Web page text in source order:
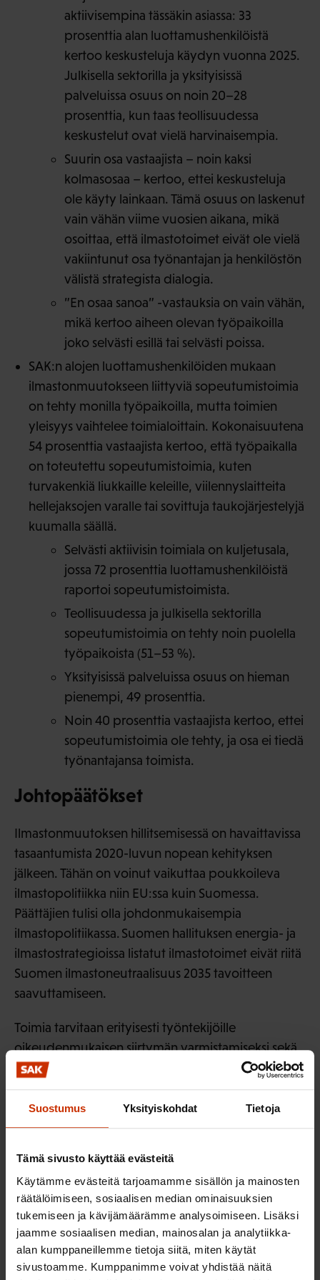
Suostumus Yksityiskohdat Tietoja
Tämä sivusto käyttää evästeitä
Käytämme evästeitä tarjoamamme sisällön ja mainosten
räätälöimiseen, sosiaalisen median ominaisuuksien
tukemiseen ja kävijämäärämme analysoimiseen. Lisäksi
jaamme sosiaalisen median, mainosalan ja analytiikka-
alan kumppaneillemme tietoja siitä, miten käytät
sivustoamme. Kumppanimme voivat yhdistää näitä
aktiivisempina tässäkin asiassa: 33
prosenttia alan luottamushenkilöistä
kertoo keskusteluja käydyn vuonna 2025.
Julkisella sektorilla ja yksityisissä
palveluissa osuus on noin 20–28
prosenttia, kun taas teollisuudessa
keskustelut ovat vielä harvinaisempia.
Suurin osa vastaajista – noin kaksi
kolmasosaa – kertoo, ettei keskusteluja
ole käyty lainkaan. Tämä osuus on laskenut
vain vähän viime vuosien aikana, mikä
osoittaa, että ilmastotoimet eivät ole vielä
vakiintunut osa työnantajan ja henkilöstön
välistä strategista dialogia.
”En osaa sanoa” -vastauksia on vain vähän,
mikä kertoo aiheen olevan työpaikoilla
joko selvästi esillä tai selvästi poissa.
SAK:n alojen luottamushenkilöiden mukaan
ilmastonmuutokseen liittyviä sopeutumistoimia
on tehty monilla työpaikoilla, mutta toimien
yleisyys vaihtelee toimialoittain. Kokonaisuutena
54 prosenttia vastaajista kertoo, että työpaikalla
on toteutettu sopeutumistoimia, kuten
turvakenkiä liukkaille keleille, viilennyslaitteita
hellejaksojen varalle tai sovittuja taukojärjestelyjä
kuumalla säällä.
Selvästi aktiivisin toimiala on kuljetusala,
jossa 72 prosenttia luottamushenkilöistä
raportoi sopeutumistoimista.
Teollisuudessa ja julkisella sektorilla
sopeutumistoimia on tehty noin puolella
työpaikoista (51–53 %).
Yksityisissä palveluissa osuus on hieman
pienempi, 49 prosenttia.
Noin 40 prosenttia vastaajista kertoo, ettei
sopeutumistoimia ole tehty, ja osa ei tiedä
työnantajansa toimista.
Johtopäätökset
Ilmastonmuutoksen hillitsemisessä on havaittavissa
tasaantumista 2020-luvun nopean kehityksen
jälkeen. Tähän on voinut vaikuttaa poukkoileva
ilmastopolitiikka niin EU:ssa kuin Suomessa.
Päättäjien tulisi olla johdonmukaisempia
ilmastopolitiikassa. Suomen hallituksen energia- ja
ilmastostrategioissa listatut ilmastotoimet eivät riitä
Suomen ilmastoneutraalisuus 2035 tavoitteen
saavuttamiseen.
Toimia tarvitaan erityisesti työntekijöille
oikeudenmukaisen siirtymän varmistamiseksi sekä
liikenne- ja maatalouspäästöjen vähentämiseksi
sekä maankäyttösektorin nielujen vahvistamiseksi.
Työntekijät ja ammattiliitot on otettava mukaan
suunnittelemaan ilmastotoimia ja päättämään niistä
Tutkimuksen toteutus
SAK:n luottamushenkilöpaneelin aineisto (n=910)
kerättiin 27.10.—7.11.2025. Vastaajia oli 915 vuonna
2023 ja vuonna 2019 vastaava luku oli 883.